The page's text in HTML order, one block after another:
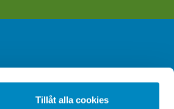
Tillåt alla cookies